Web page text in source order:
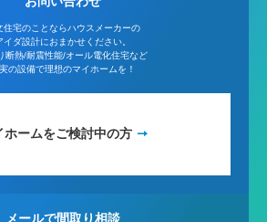
住宅のことならハウスメーカーの
イダ設計におまかせください。
断熱/耐震性能/オール電化住宅など
の設備で理想のマイホームを！
ホームをご検討中の方
メールで間取り相談